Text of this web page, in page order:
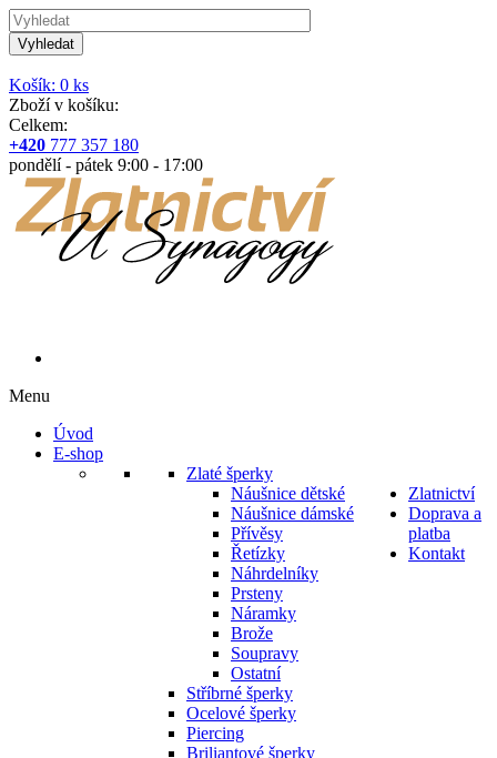
Vyhledat
Košík: 0 ks
Zboží v košíku:
Celkem:
+420 777 357 180
pondělí - pátek 9:00 - 17:00
Menu
Úvod
E-shop
Zlaté šperky
Náušnice dětské
Náušnice dámské
Přívěsy
Řetízky
Náhrdelníky
Prsteny
Náramky
Brože
Soupravy
Ostatní
Stříbrné šperky
Ocelové šperky
Piercing
Briliantové šperky
Zlatnictví
Doprava a
platba
Kontakt